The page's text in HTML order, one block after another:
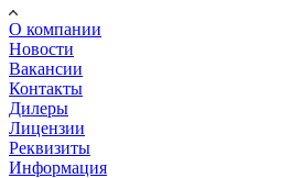
О компании
Новости
Вакансии
Контакты
Дилеры
Лицензии
Реквизиты
Информация